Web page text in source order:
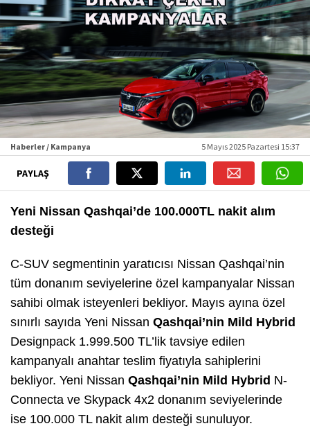
Haberler / Kampanya 5 Mayıs 2025 Pazartesi 15:37
PAYLAŞ
Yeni Nissan Qashqai’de 100.000TL nakit alım
desteği
C-SUV segmentinin yaratıcısı Nissan Qashqai’nin
tüm donanım seviyelerine özel kampanyalar Nissan
sahibi olmak isteyenleri bekliyor. Mayıs ayına özel
sınırlı sayıda Yeni Nissan Qashqai’nin Mild Hybrid
Designpack 1.999.500 TL’lik tavsiye edilen
kampanyalı anahtar teslim fiyatıyla sahiplerini
bekliyor. Yeni Nissan Qashqai’nin Mild Hybrid N-
Connecta ve Skypack 4x2 donanım seviyelerinde
ise 100.000 TL nakit alım desteği sunuluyor.